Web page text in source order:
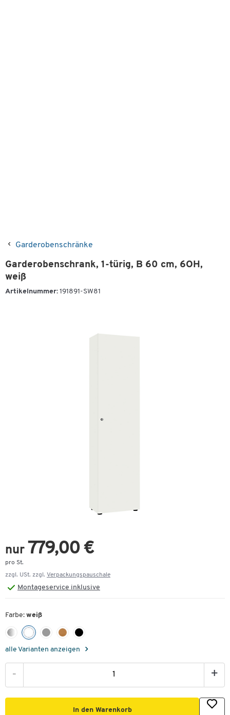
Garderobenschränke
Garderobenschrank, 1-türig, B 60 cm, 6OH,
weiß
Artikelnummer: 191891-SW81
nur 779,00 €
pro St.
zzgl. USt. zzgl. Verpackungspauschale
Montageservice inklusive
Farbe: weiß
alle Varianten anzeigen
- +
In den Warenkorb